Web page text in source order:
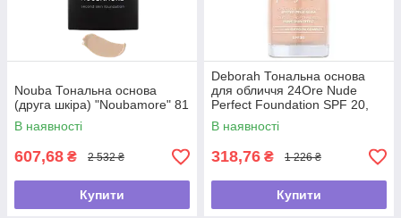
Nouba Тональна основа
(друга шкіра) "Noubamore" 81
В наявності
607,68 ₴ 2 532 ₴
Купити
Deborah Тональна основа
для обличчя 24Ore Nude
Perfect Foundation SPF 20,
0 Fair Rose, 30 мл
В наявності
318,76 ₴ 1 226 ₴
Купити